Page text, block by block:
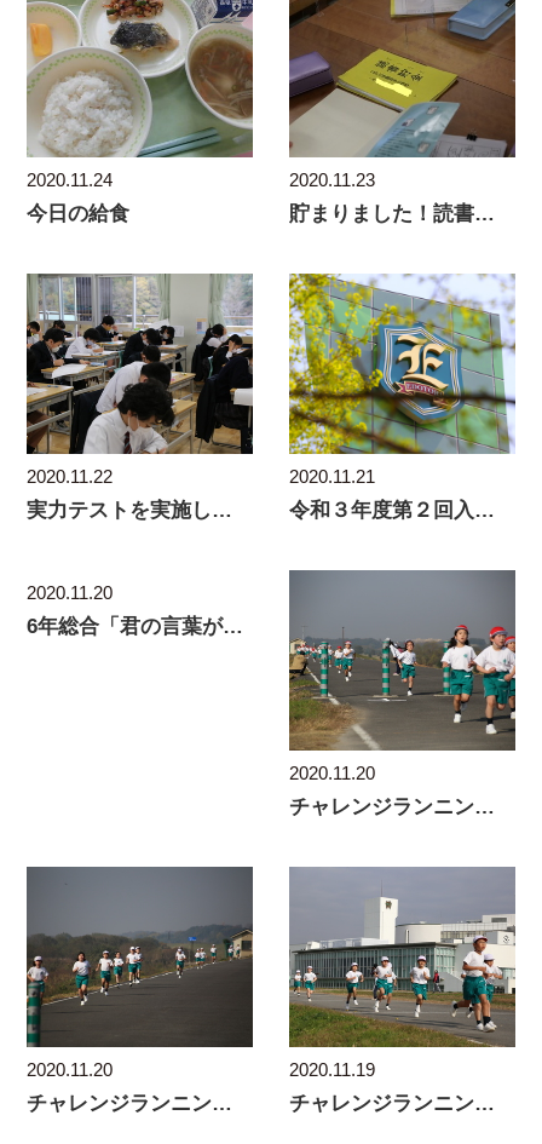
2020.11.24
今日の給食
2020.11.23
貯まりました！読書貯金！
2020.11.22
実力テストを実施しました
2020.11.21
令和３年度第２回入学試験を実施しました
2020.11.20
6年総合「君の言葉が世界を変える！ＳＤＧｓ日本語コ
2020.11.20
チャレンジランニング大会表彰者
2020.11.20
チャレンジランニング大会表彰者②
2020.11.19
チャレンジランニング大会